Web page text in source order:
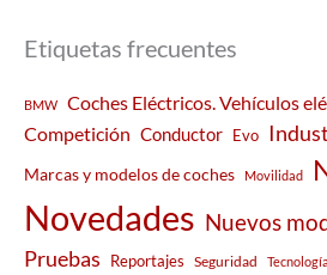
Etiquetas frecuentes
BMW
Coches Eléctricos. Vehículos
Competición Conductor Evo
Marcas y modelos de coches Movilidad
Novedades Nuevos
Pruebas Reportajes Seguridad Tecnología